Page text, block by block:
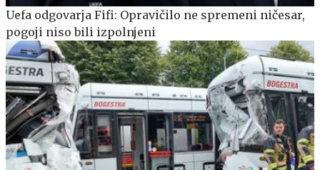
Uefa odgovarja Fifi: Opravičilo ne spremeni ničesar,
pogoji niso bili izpolnjeni